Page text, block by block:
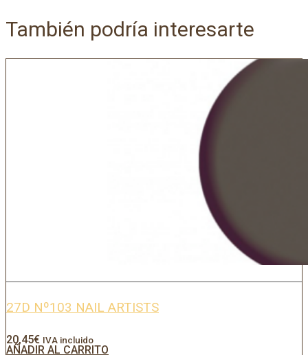
También podría interesarte
27D Nº103 NAIL ARTISTS
20,45€ IVA incluido
AÑADIR AL CARRITO